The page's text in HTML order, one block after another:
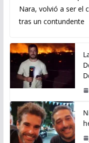
Nara, volvió a ser el
tras un contundente